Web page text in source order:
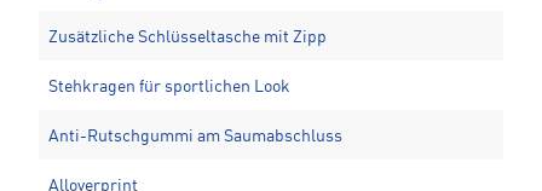
Zusätzliche Schlüsseltasche mit Zipp
Stehkragen für sportlichen Look
Anti-Rutschgummi am Saumabschluss
Alloverprint